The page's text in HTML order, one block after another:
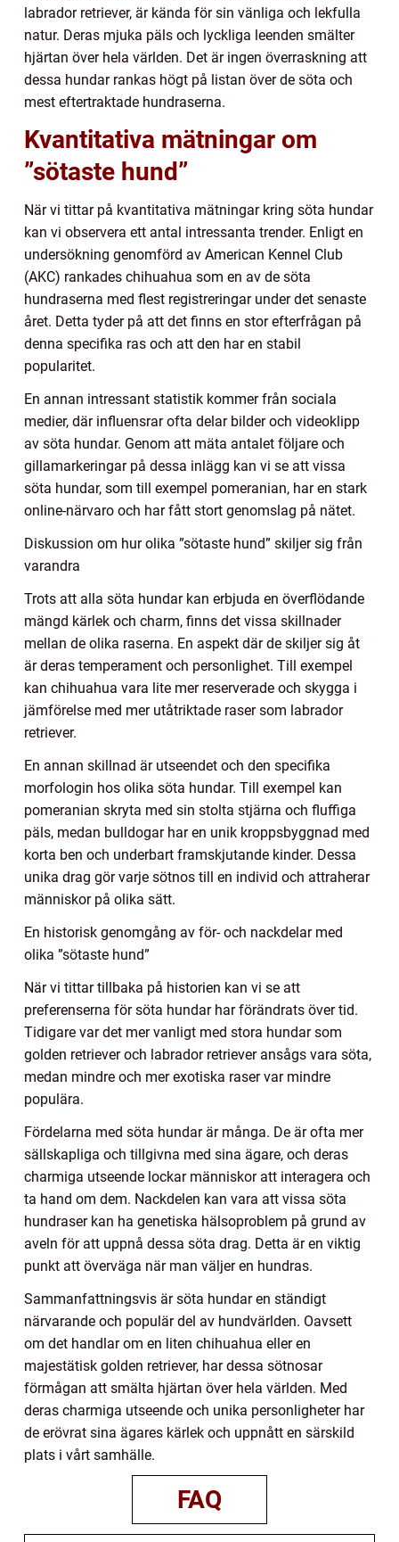
labrador retriever, är kända för sin vänliga och lekfulla
natur. Deras mjuka päls och lyckliga leenden smälter
hjärtan över hela världen. Det är ingen överraskning att
dessa hundar rankas högt på listan över de söta och
mest eftertraktade hundraserna.
Kvantitativa mätningar om
”sötaste hund”
När vi tittar på kvantitativa mätningar kring söta hundar
kan vi observera ett antal intressanta trender. Enligt en
undersökning genomförd av American Kennel Club
(AKC) rankades chihuahua som en av de söta
hundraserna med flest registreringar under det senaste
året. Detta tyder på att det finns en stor efterfrågan på
denna specifika ras och att den har en stabil
popularitet.
En annan intressant statistik kommer från sociala
medier, där influensrar ofta delar bilder och videoklipp
av söta hundar. Genom att mäta antalet följare och
gillamarkeringar på dessa inlägg kan vi se att vissa
söta hundar, som till exempel pomeranian, har en stark
online-närvaro och har fått stort genomslag på nätet.
Diskussion om hur olika ”sötaste hund” skiljer sig från
varandra
Trots att alla söta hundar kan erbjuda en överflödande
mängd kärlek och charm, finns det vissa skillnader
mellan de olika raserna. En aspekt där de skiljer sig åt
är deras temperament och personlighet. Till exempel
kan chihuahua vara lite mer reserverade och skygga i
jämförelse med mer utåtriktade raser som labrador
retriever.
En annan skillnad är utseendet och den specifika
morfologin hos olika söta hundar. Till exempel kan
pomeranian skryta med sin stolta stjärna och fluffiga
päls, medan bulldogar har en unik kroppsbyggnad med
korta ben och underbart framskjutande kinder. Dessa
unika drag gör varje sötnos till en individ och attraherar
människor på olika sätt.
En historisk genomgång av för- och nackdelar med
olika ”sötaste hund”
När vi tittar tillbaka på historien kan vi se att
preferenserna för söta hundar har förändrats över tid.
Tidigare var det mer vanligt med stora hundar som
golden retriever och labrador retriever ansågs vara söta,
medan mindre och mer exotiska raser var mindre
populära.
Fördelarna med söta hundar är många. De är ofta mer
sällskapliga och tillgivna med sina ägare, och deras
charmiga utseende lockar människor att interagera och
ta hand om dem. Nackdelen kan vara att vissa söta
hundraser kan ha genetiska hälsoproblem på grund av
aveln för att uppnå dessa söta drag. Detta är en viktig
punkt att överväga när man väljer en hundras.
Sammanfattningsvis är söta hundar en ständigt
närvarande och populär del av hundvärlden. Oavsett
om det handlar om en liten chihuahua eller en
majestätisk golden retriever, har dessa sötnosar
förmågan att smälta hjärtan över hela världen. Med
deras charmiga utseende och unika personligheter har
de erövrat sina ägares kärlek och uppnått en särskild
plats i vårt samhälle.
FAQ